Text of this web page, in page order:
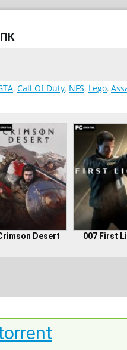
, Call Of Duty, NFS, Lego,
Desert 007 First